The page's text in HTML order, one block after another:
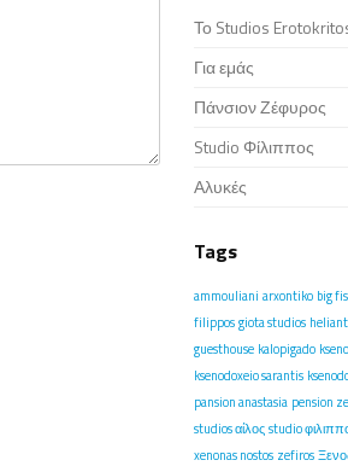
Το Studios
Για εμάς
Πάνσιον Ζέφυρος
Studio Φίλιππος
Αλυκές
Tags
ammouliani arxontiko big
filipposgiota studios
guesthouse kalopigado
ksenodoxeio sarantis
pansion anastasia pension
studios αίλοςstudio
xenonas nostos zefiros